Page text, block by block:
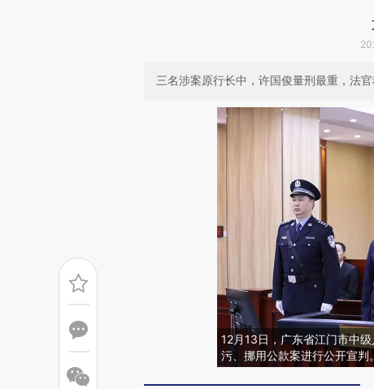
三名涉案原行长中，许国俊量刑最重，法
12月13日，广东省江门市中
污、挪用公款案进行公开宣